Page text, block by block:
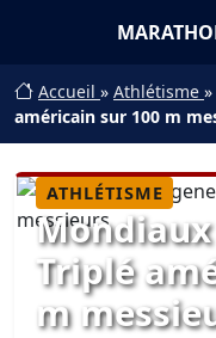
Accueil » Athlétisme »
américain sur 100 m
ATHLÉTISME
Mondiaux
Triplé
m